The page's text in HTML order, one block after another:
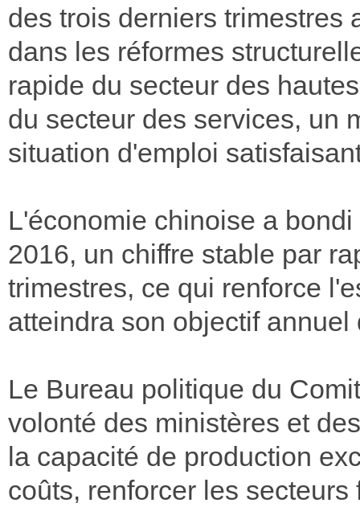
des trois derniers trimestres
dans les réformes
rapide du secteur des
du secteur des services, un
situation d'emploi
L'économie chinoise a
2016, un chiffre stable par
trimestres, ce qui renforce
atteindra son objectif
Le Bureau politique du
volonté des ministères et
la capacité de production
coûts, renforcer les